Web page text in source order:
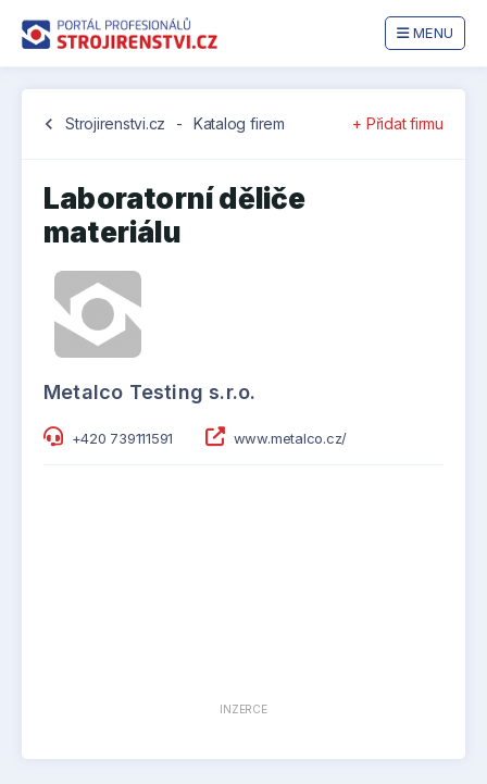
MENU
chevron_left Strojirenstvi.cz - Katalog firem + Přidat firmu
Laboratorní děliče
materiálu
Metalco Testing s.r.o.
+420 739111591 www.metalco.cz/
INZERCE